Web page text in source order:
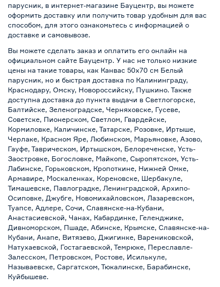
парусник, в интернет-магазине Бауцентр, вы можете
оформить доставку или получить товар удобным для вас
способом, для этого ознакомьтесь с информацией о
доставке и самовывозе.
Вы можете сделать заказ и оплатить его онлайн на
официальном сайте Бауцентр. У нас не только низкие
цены на такие товары, как Канвас 50х70 см Белый
парусник, но и быстрая доставка по Калининграду,
Краснодару, Омску, Новороссийску, Пушкино. Также
доступна доставка до пункта выдачи в Светлогорске,
Балтийске, Зеленоградске, Черняховске, Гусеве,
Советске, Пионерском, Светлом, Гвардейске,
Кормиловке, Каличинске, Татарске, Розовке, Иртыше,
Черлаке, Красном Яре, Любинском, Марьяновке, Азово,
Гауфе, Таврическом, Иртышском, Белореченске, Усть-
Заостровке, Богословке, Майкопе, Сыропятском, Усть-
Лабинске, Горьковском, Кропоткине, Нижней Омке,
Армавире, Москаленках, Кореновске, Шербакуле,
Тимашевске, Павлоградке, Ленинградской, Архипо-
Осиповке, Джубге, Новомихайловском, Лазаревском,
Туапсе, Адлере, Сочи, Славянске-на-Кубани,
Анастасиевской, Чанах, Кабардинке, Геленджике,
Дивноморском, Пшаде, Абинске, Крымске, Славянске-на-
Кубани, Анапе, Витязево, Джигинке, Варениковской,
Натухаевской, Гостагаевской, Темрюке, Переславле-
Залесском, Петровском, Ростове, Исилькуле,
Называевске, Саргатском, Тюкалинске, Барабинске,
Куйбышеве.